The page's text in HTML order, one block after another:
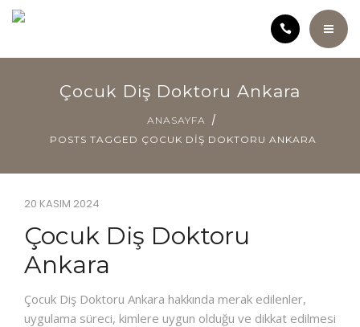
TEDAVILER
ÜCRET POLITIKAMIZ
VIDEOLAR
Çocuk Diş Doktoru Ankara
ANASAYFA
POSTS TAGGED ÇOCUK DIŞ DOKTORU ANKARA
20 KASIM 2024
Çocuk Diş Doktoru
Ankara
Çocuk Diş Doktoru Ankara hakkında merak edilenler,
uygulama süreci, kimlere uygun olduğu ve dikkat edilmesi